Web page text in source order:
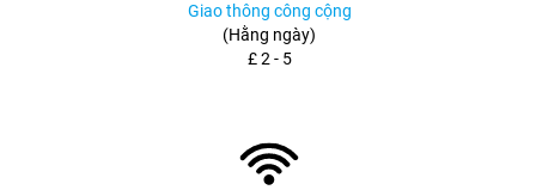
Giao thông công cộng
(Hằng ngày)
£ 2 - 5